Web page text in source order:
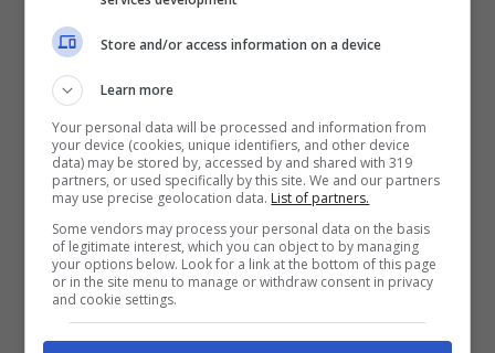
Post Instagram (Screenshot)
Bellezza intramontabile, showgirl iconica
del nostro mondo dello spettacolo.
Salernocompie oggi, 15 marzo,54 anni,
Store and/or access information on a device
Learn more
Your personal data will be processed and information from
your device (cookies, unique identifiers, and other device
data) may be stored by, accessed by and shared with 319
partners, or used specifically by this site. We and our partners
may use precise geolocation data. List of partners.
Some vendors may process your personal data on the basis
of legitimate interest, which you can object to by managing
your options below. Look for a link at the bottom of this page
or in the site menu to manage or withdraw consent in privacy
and cookie settings.